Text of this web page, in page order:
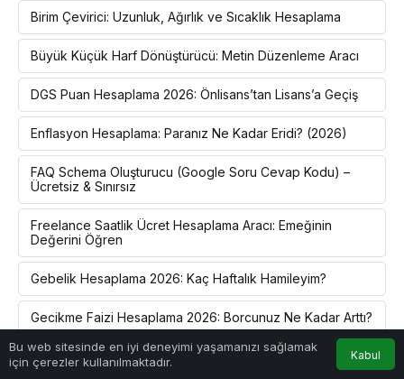
Birim Çevirici: Uzunluk, Ağırlık ve Sıcaklık Hesaplama
Büyük Küçük Harf Dönüştürücü: Metin Düzenleme Aracı
DGS Puan Hesaplama 2026: Önlisans’tan Lisans’a Geçiş
Enflasyon Hesaplama: Paranız Ne Kadar Eridi? (2026)
FAQ Schema Oluşturucu (Google Soru Cevap Kodu) –
Ücretsiz & Sınırsız
Freelance Saatlik Ücret Hesaplama Aracı: Emeğinin
Değerini Öğren
Gebelik Hesaplama 2026: Kaç Haftalık Hamileyim?
Gecikme Faizi Hesaplama 2026: Borcunuz Ne Kadar Arttı?
Gizlilik ve Çerez Politikası
Bu web sitesinde en iyi deneyimi yaşamanızı sağlamak
için çerezler kullanılmaktadır.
Kabul
Anasayfa Rehber